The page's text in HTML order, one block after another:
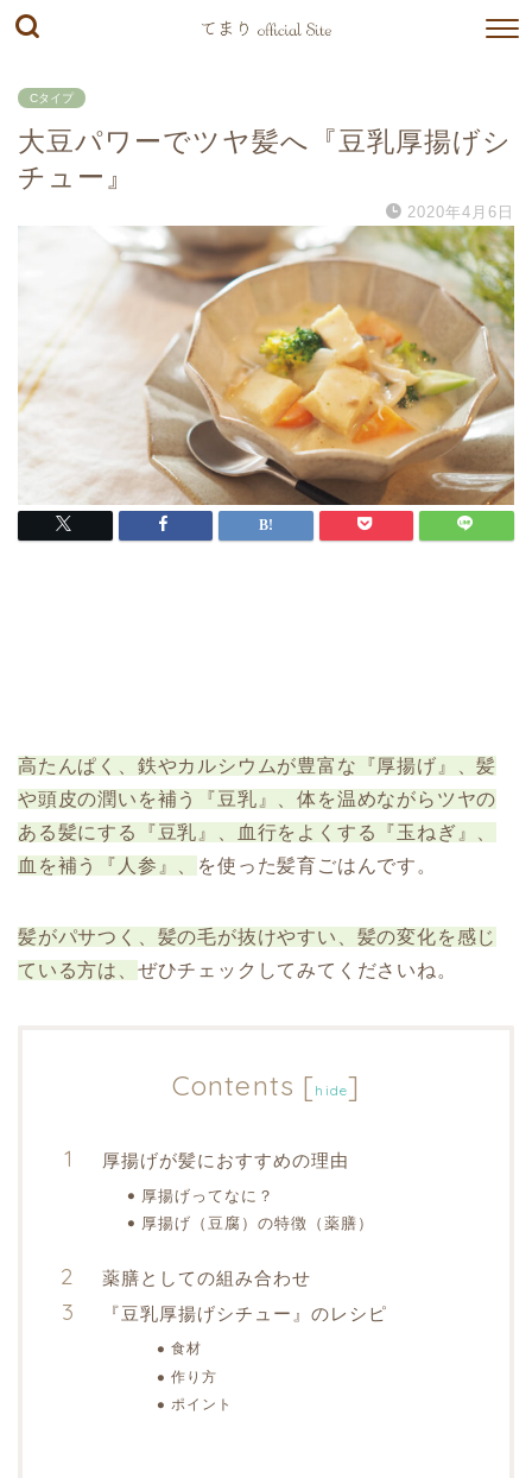
Cタイプ
大豆パワーでツヤ髪へ『豆乳厚揚げシ
チュー』
2020年4月6日
高たんぱく、鉄やカルシウムが豊富な『厚揚げ』、髪
や頭皮の潤いを補う『豆乳』、体を温めながらツヤの
ある髪にする『豆乳』、血行をよくする『玉ねぎ』、
血を補う『人参』、
を使った髪育ごはんです。
髪がパサつく、髪の毛が抜けやすい、髪の変化を感じ
ている方は、 ぜひチェックしてみてくださいね。
Contents [ hide]
厚揚げが髪におすすめの理由
厚揚げってなに？
厚揚げ（豆腐）の特徴（薬膳）
薬膳としての組み合わせ
『豆乳厚揚げシチュー』のレシピ
食材
作り方
ポイント